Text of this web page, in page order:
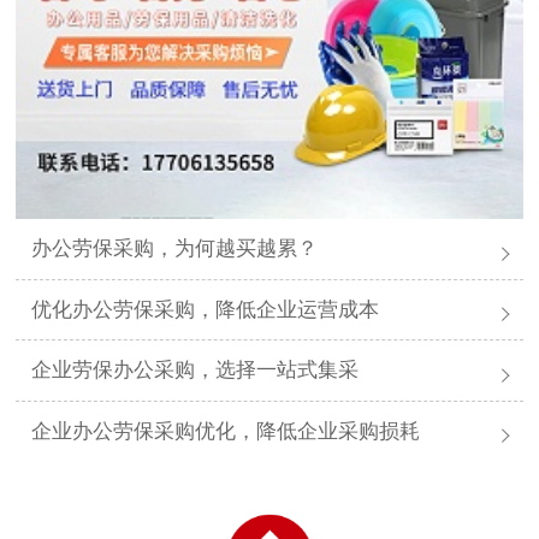
办公劳保采购，为何越买越累？
优化办公劳保采购，降低企业运营成本
企业劳保办公采购，选择一站式集采
企业办公劳保采购优化，降低企业采购损耗